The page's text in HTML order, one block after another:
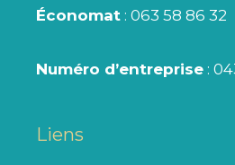
Économat : 063 58 86 32
Numéro d’entreprise :
Liens